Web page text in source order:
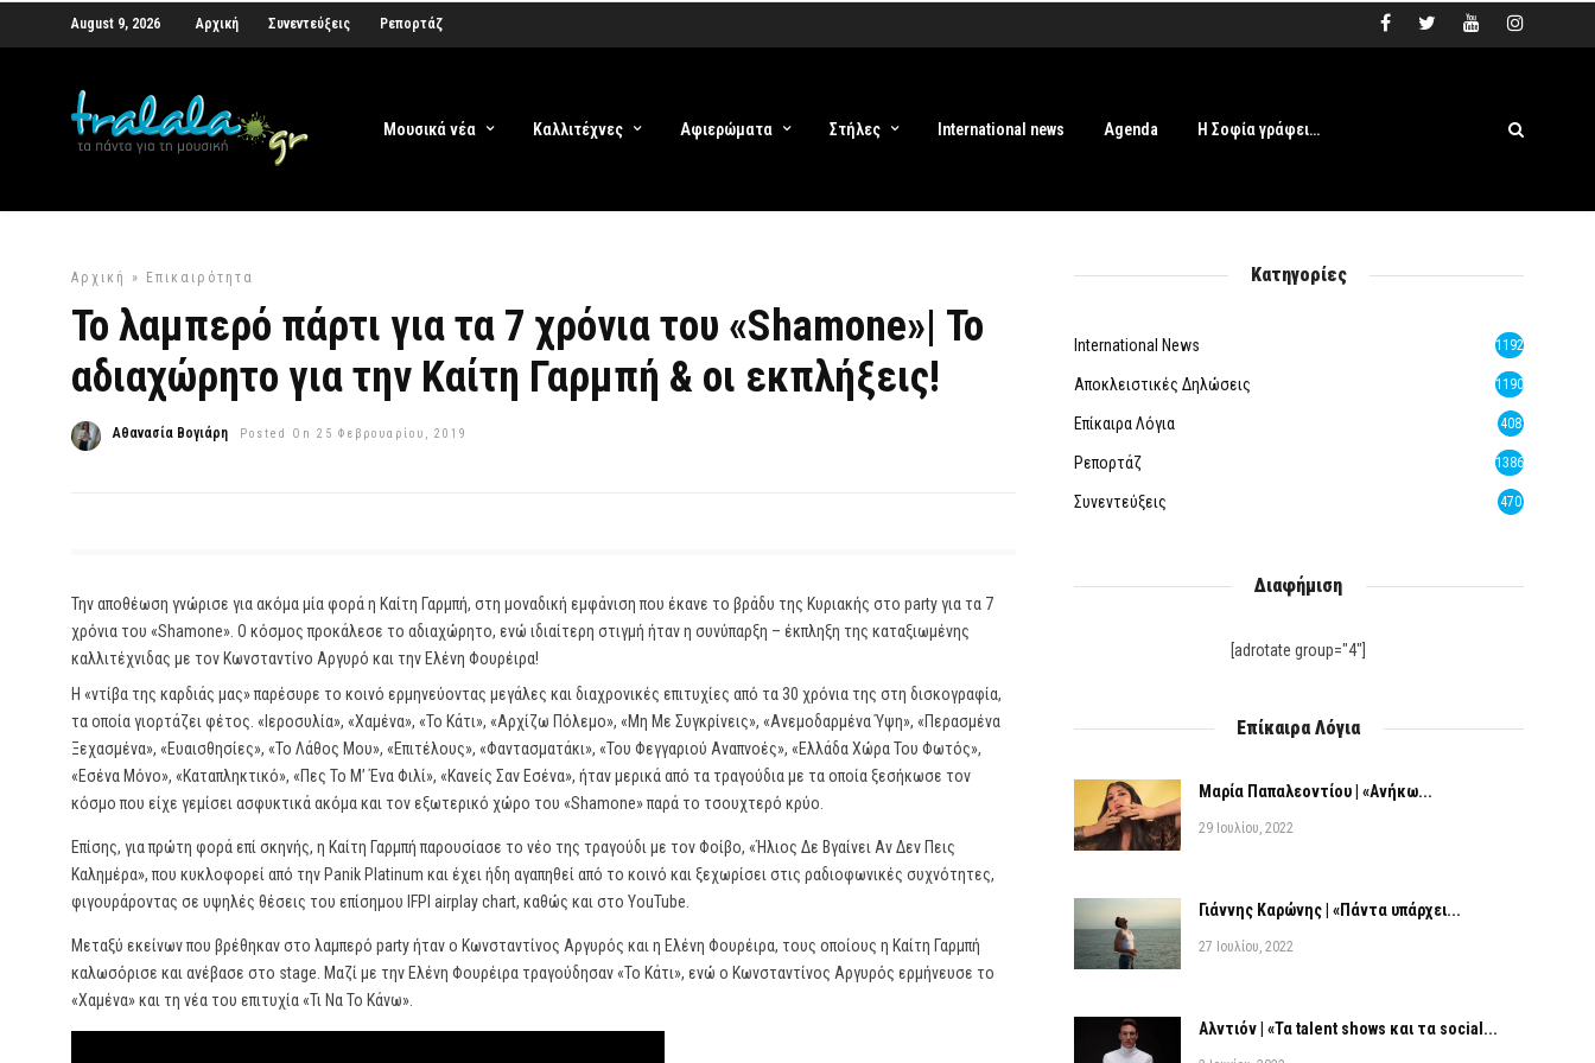
August 9, 2026 Αρχική Συνεντεύξεις Ρεπορτάζ
Μουσικά νέα Καλλιτέχνες Αφιερώματα Στήλες International news Agenda Η Σοφία γράφει…
Αρχική » Επικαιρότητα
Το λαμπερό πάρτι για τα 7 χρόνια του «Shamone»| Το
αδιαχώρητο για την Καίτη Γαρμπή & οι εκπλήξεις!
Αθανασία Βογιάρη Posted On 25 Φεβρουαρίου, 2019
Την αποθέωση γνώρισε για ακόμα μία φορά η Καίτη Γαρμπή, στη μοναδική εμφάνιση που έκανε το βράδυ της Κυριακής στο party για τα 7
χρόνια του «Shamone». Ο κόσμος προκάλεσε το αδιαχώρητο, ενώ ιδιαίτερη στιγμή ήταν η συνύπαρξη – έκπληξη της καταξιωμένης
καλλιτέχνιδας με τον Κωνσταντίνο Αργυρό και την Ελένη Φουρέιρα!
Η «ντίβα της καρδιάς μας» παρέσυρε το κοινό ερμηνεύοντας μεγάλες και διαχρονικές επιτυχίες από τα 30 χρόνια της στη δισκογραφία,
τα οποία γιορτάζει φέτος. «Ιεροσυλία», «Χαμένα», «Το Κάτι», «Αρχίζω Πόλεμο», «Μη Με Συγκρίνεις», «Ανεμοδαρμένα Ύψη», «Περασμένα
Ξεχασμένα», «Ευαισθησίες», «Το Λάθος Μου», «Επιτέλους», «Φαντασματάκι», «Του Φεγγαριού Αναπνοές», «Ελλάδα Χώρα Του Φωτός»,
«Εσένα Μόνο», «Καταπληκτικό», «Πες Το Μ’ Ένα Φιλί», «Κανείς Σαν Εσένα», ήταν μερικά από τα τραγούδια με τα οποία ξεσήκωσε τον
κόσμο που είχε γεμίσει ασφυκτικά ακόμα και τον εξωτερικό χώρο του «Shamone» παρά το τσουχτερό κρύο.
Επίσης, για πρώτη φορά επί σκηνής, η Καίτη Γαρμπή παρουσίασε το νέο της τραγούδι με τον Φοίβο, «Ήλιος Δε Βγαίνει Αν Δεν Πεις
Καλημέρα», που κυκλοφορεί από την Panik Platinum και έχει ήδη αγαπηθεί από το κοινό και ξεχωρίσει στις ραδιοφωνικές συχνότητες,
φιγουράροντας σε υψηλές θέσεις του επίσημου IFPI airplay chart, καθώς και στο YouTube.
Μεταξύ εκείνων που βρέθηκαν στο λαμπερό party ήταν ο Κωνσταντίνος Αργυρός και η Ελένη Φουρέιρα, τους οποίους η Καίτη Γαρμπή
καλωσόρισε και ανέβασε στο stage. Μαζί με την Ελένη Φουρέιρα τραγούδησαν «Το Κάτι», ενώ ο Κωνσταντίνος Αργυρός ερμήνευσε το
«Χαμένα» και τη νέα του επιτυχία «Τι Να Το Κάνω».
Κατηγορίες
International News 1192
Αποκλειστικές Δηλώσεις 1190
Επίκαιρα Λόγια 408
Ρεπορτάζ 1386
Συνεντεύξεις 470
Διαφήμιση
[adrotate group="4"]
Επίκαιρα Λόγια
Μαρία Παπαλεοντίου | «Ανήκω...
29 Ιουλίου, 2022
Γιάννης Καρώνης | «Πάντα υπάρχει...
27 Ιουλίου, 2022
Αλντιόν | «Τα talent shows και τα social...